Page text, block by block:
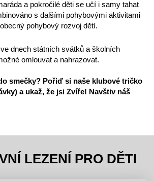
a pokročilé děti se učí i samy tahat
s dalšími pohybovými aktivitami
pohybový rozvoj dětí.
dnech státních svátků a školních
omlouvat a nahrazovat.
smečky? Pořiď si naše klubové tričko
a ukaž, že jsi Zvíře! Navštiv náš
LEZENÍ PRO DĚTI